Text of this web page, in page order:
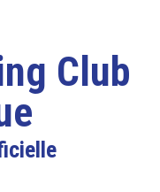
Club